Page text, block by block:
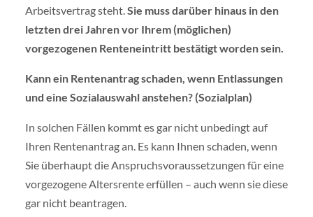
Arbeitsvertrag steht.Sie muss darüber hinaus in den
letzten drei Jahren vor Ihrem (möglichen)
vorgezogenen Renteneintritt bestätigt worden sein.
Kann ein Rentenantrag schaden, wenn Entlassungen
und eine Sozialauswahl anstehen? (Sozialplan)
In solchen Fällen kommt es gar nicht unbedingt auf
Ihren Rentenantrag an. Es kann Ihnen schaden, wenn
Sie überhaupt die Anspruchsvoraussetzungen für eine
vorgezogene Altersrente erfüllen – auch wenn sie diese
gar nicht beantragen.